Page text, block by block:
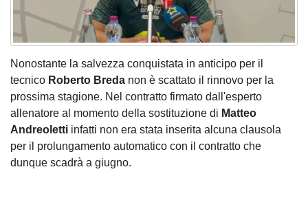
Nonostante la salvezza conquistata in anticipo per il
tecnico Roberto Breda non è scattato il rinnovo per la
prossima stagione. Nel contratto firmato dall'esperto
allenatore al momento della sostituzione di Matteo
Andreoletti infatti non era stata inserita alcuna clausola
per il prolungamento automatico con il contratto che
dunque scadrà a giugno.